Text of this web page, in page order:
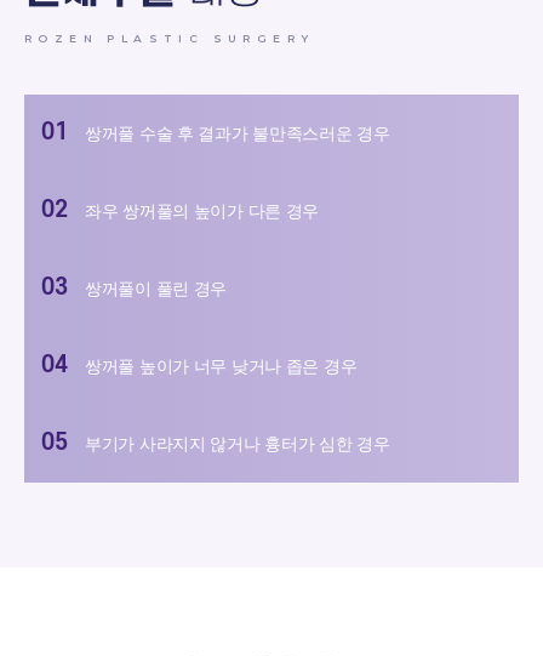
ROZEN PLASTIC SURGERY
쌍꺼풀 수술 후 결과가 불만족스러운 경우
좌우 쌍꺼풀의 높이가 다른 경우
쌍꺼풀이 풀린 경우
쌍꺼풀 높이가 너무 낮거나 좁은 경우
부기가 사라지지 않거나 흉터가 심한 경우